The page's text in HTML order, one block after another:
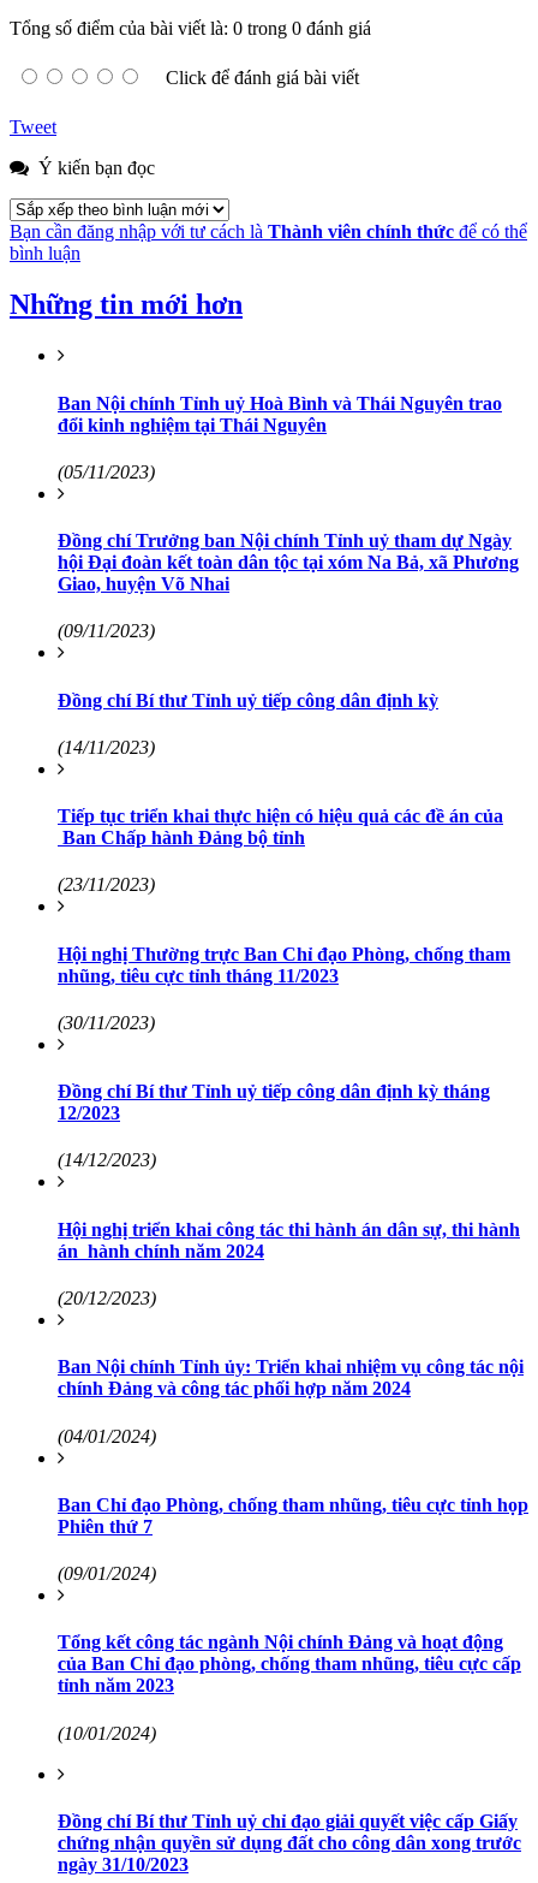
Tổng số điểm của bài viết là: 0 trong 0 đánh giá
Click để đánh giá bài viết
Tweet
Ý kiến bạn đọc
Bạn cần đăng nhập với tư cách là Thành viên chính thức để có thể
bình luận
Những tin mới hơn
Ban Nội chính Tỉnh uỷ Hoà Bình và Thái Nguyên trao
đổi kinh nghiệm tại Thái Nguyên
(05/11/2023)
Đồng chí Trưởng ban Nội chính Tỉnh uỷ tham dự Ngày
hội Đại đoàn kết toàn dân tộc tại xóm Na Bả, xã Phương
Giao, huyện Võ Nhai
(09/11/2023)
Đồng chí Bí thư Tỉnh uỷ tiếp công dân định kỳ
(14/11/2023)
Tiếp tục triển khai thực hiện có hiệu quả các đề án của
Ban Chấp hành Đảng bộ tỉnh
(23/11/2023)
Hội nghị Thường trực Ban Chỉ đạo Phòng, chống tham
nhũng, tiêu cực tỉnh tháng 11/2023
(30/11/2023)
Đồng chí Bí thư Tỉnh uỷ tiếp công dân định kỳ tháng
12/2023
(14/12/2023)
Hội nghị triển khai công tác thi hành án dân sự, thi hành
án hành chính năm 2024
(20/12/2023)
Ban Nội chính Tỉnh ủy: Triển khai nhiệm vụ công tác nội
chính Đảng và công tác phối hợp năm 2024
(04/01/2024)
Ban Chỉ đạo Phòng, chống tham nhũng, tiêu cực tỉnh họp
Phiên thứ 7
(09/01/2024)
Tổng kết công tác ngành Nội chính Đảng và hoạt động
của Ban Chỉ đạo phòng, chống tham nhũng, tiêu cực cấp
tỉnh năm 2023
(10/01/2024)
Đồng chí Bí thư Tỉnh uỷ chỉ đạo giải quyết việc cấp Giấy
chứng nhận quyền sử dụng đất cho công dân xong trước
ngày 31/10/2023